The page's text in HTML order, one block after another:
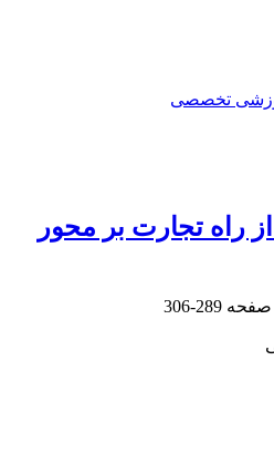
تخصصی
راه تجارت بر محور
289-306